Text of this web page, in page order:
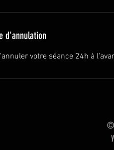
d'annulation
votre séance 24h à